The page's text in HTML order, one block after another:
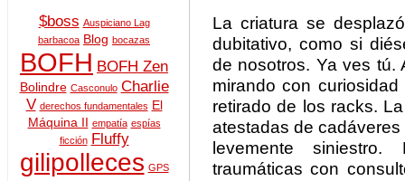
$boss Auspiciano Lag
barbacoa Blog bocazas
BOFH BOFH Zen
Bolindre Casconulo Charlie
V derechos fundamentales El
Máquina II empatía espías
ficción
Fluffy
gilipolleces GPS
La criatura se
dubitativo, como si
de nosotros. Ya ves tú.
mirando con
retirado de los racks.
atestadas de
levemente
traumáticas con